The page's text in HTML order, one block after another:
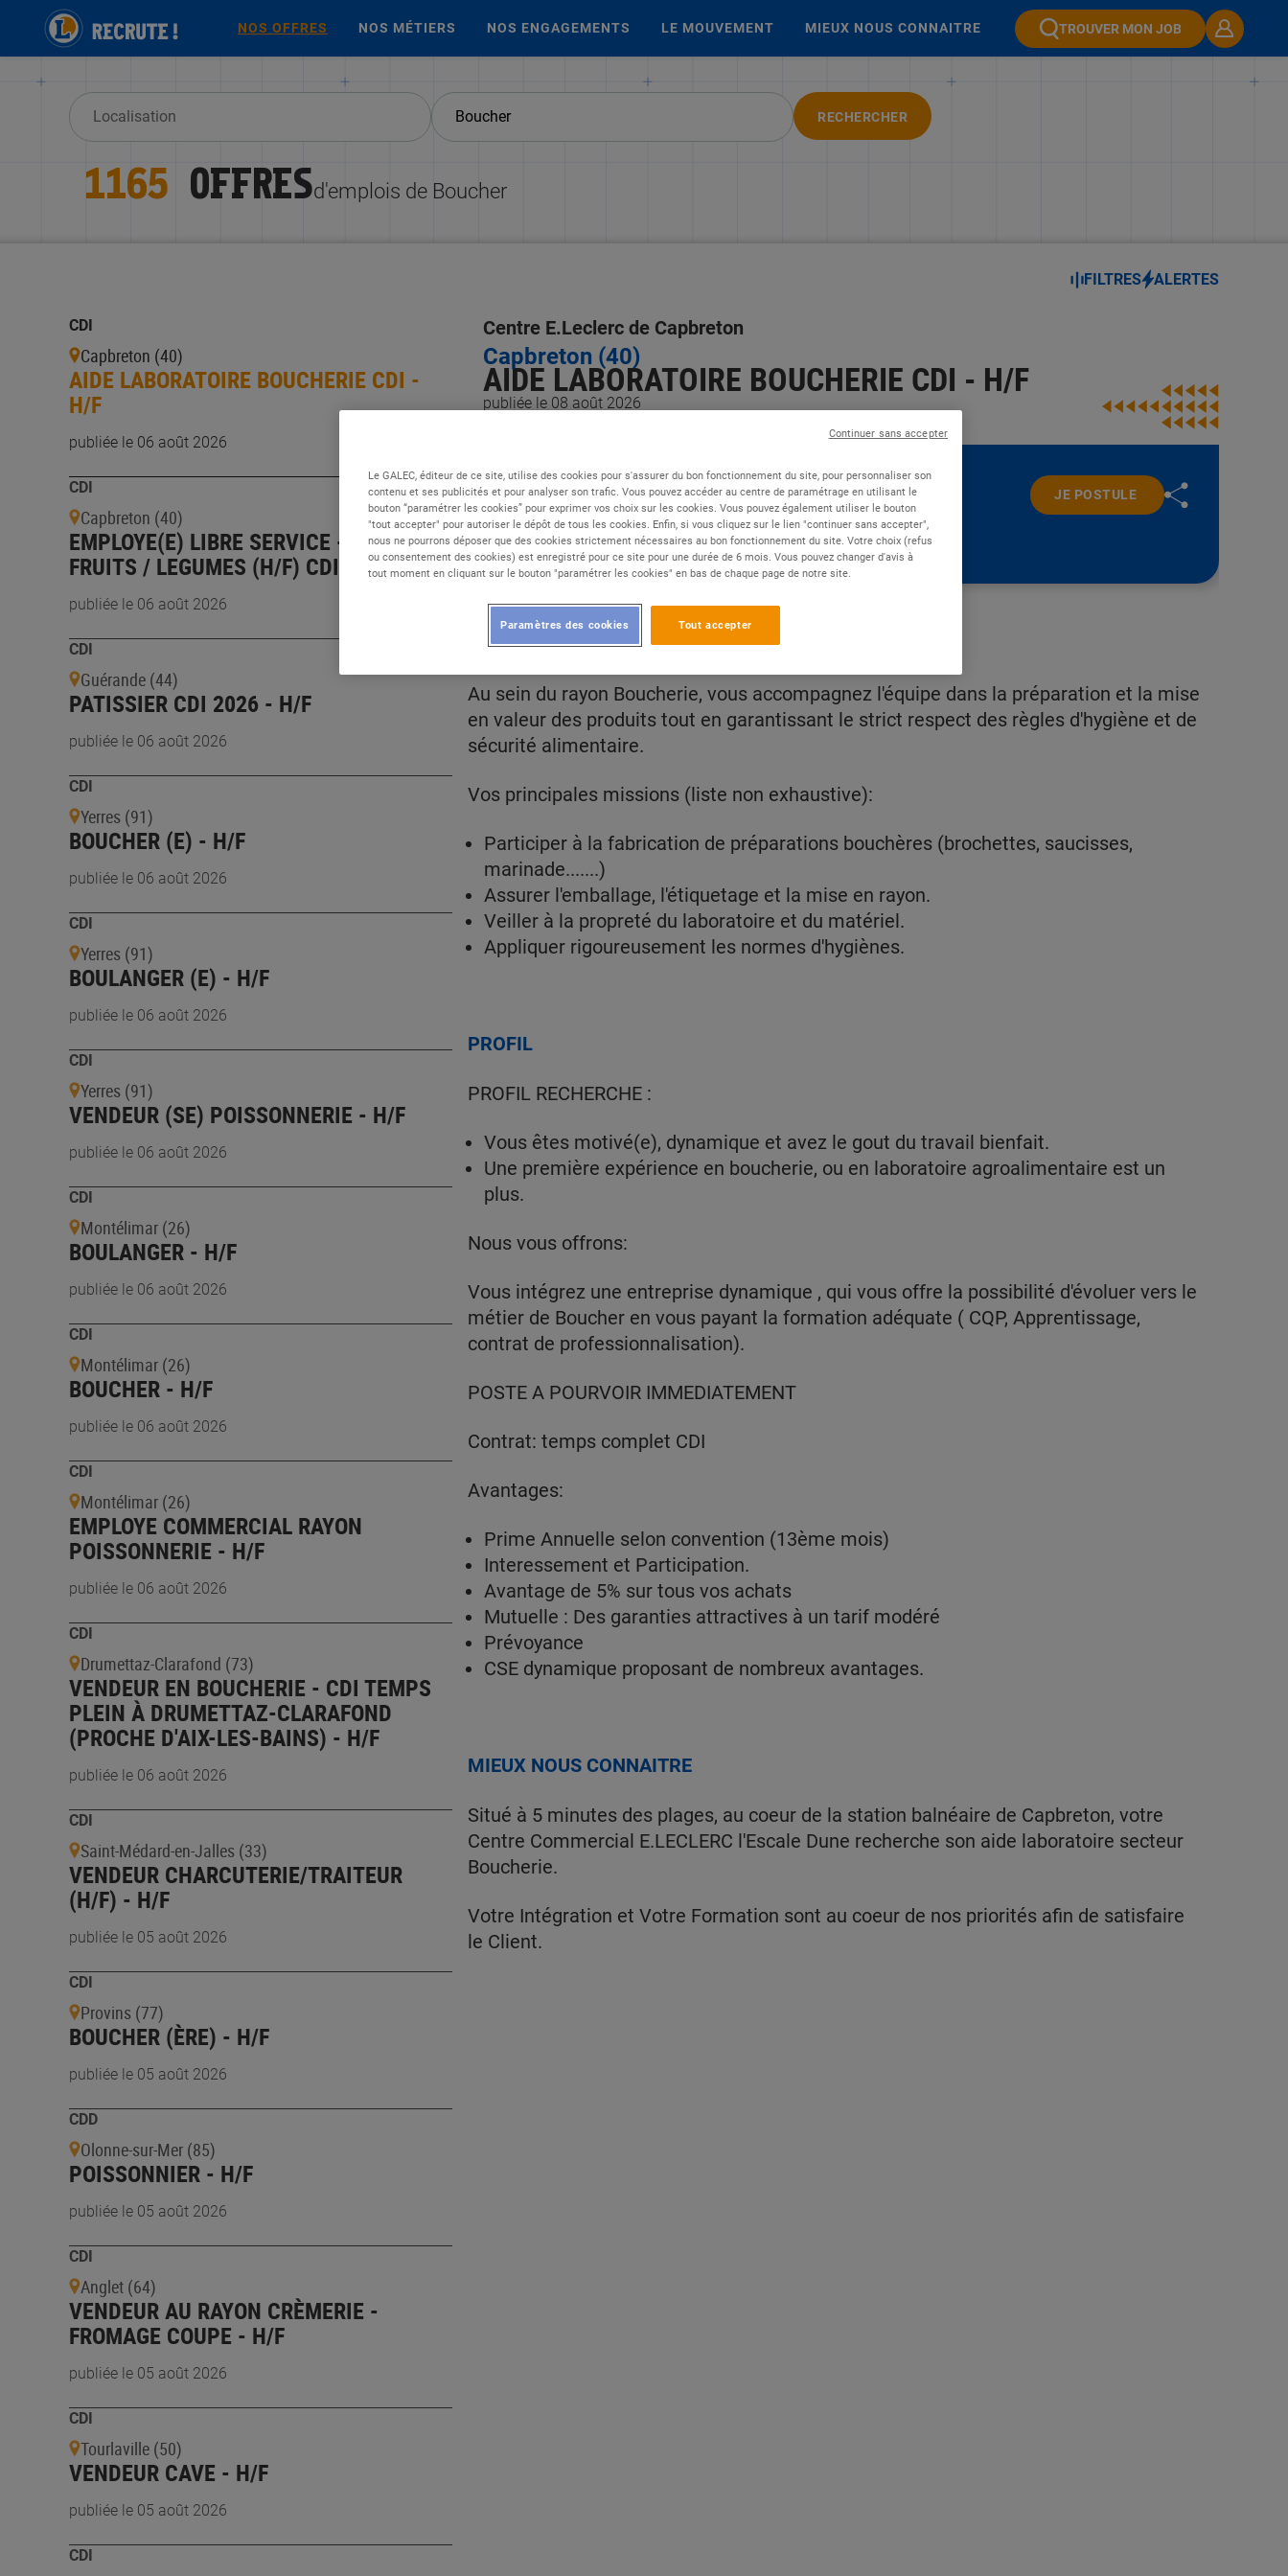
NOS OFFRES NOS MÉTIERS NOS ENGAGEMENTS LE MOUVEMENT MIEUX NOUS CONNAITRE TROUVER MON JOB
RECHERCHER
1165 OFFRESd'emplois de Boucher
FILTRES ALERTES
CDI
Capbreton (40)
AIDE LABORATOIRE BOUCHERIE CDI -
H/F
publiée le 06 août 2026
CDI
Capbreton (40)
EMPLOYE(E) LIBRE SERVICE - DECOUPE
FRUITS / LEGUMES (H/F) CDI - H/F
publiée le 06 août 2026
CDI
Guérande (44)
PATISSIER CDI 2026 - H/F
publiée le 06 août 2026
CDI
Yerres (91)
BOUCHER (E) - H/F
publiée le 06 août 2026
CDI
Yerres (91)
BOULANGER (E) - H/F
publiée le 06 août 2026
CDI
Yerres (91)
VENDEUR (SE) POISSONNERIE - H/F
publiée le 06 août 2026
CDI
Montélimar (26)
BOULANGER - H/F
publiée le 06 août 2026
CDI
Montélimar (26)
BOUCHER - H/F
publiée le 06 août 2026
CDI
Montélimar (26)
EMPLOYE COMMERCIAL RAYON
POISSONNERIE - H/F
publiée le 06 août 2026
CDI
Drumettaz-Clarafond (73)
VENDEUR EN BOUCHERIE - CDI TEMPS
PLEIN À DRUMETTAZ-CLARAFOND
(PROCHE D'AIX-LES-BAINS) - H/F
publiée le 06 août 2026
CDI
Saint-Médard-en-Jalles (33)
VENDEUR CHARCUTERIE/TRAITEUR
(H/F) - H/F
publiée le 05 août 2026
CDI
Provins (77)
BOUCHER (ÈRE) - H/F
publiée le 05 août 2026
CDD
Olonne-sur-Mer (85)
POISSONNIER - H/F
publiée le 05 août 2026
CDI
Anglet (64)
VENDEUR AU RAYON CRÈMERIE -
FROMAGE COUPE - H/F
publiée le 05 août 2026
CDI
Tourlaville (50)
VENDEUR CAVE - H/F
publiée le 05 août 2026
CDI
publiée le 08 août 2026
AIDE LABORATOIRE BOUCHERIE CDI - H/F
Capbreton (40)
Centre E.Leclerc de Capbreton
Type de contrat :CDI
Expérience :Débutant
Études :Non diplômé
JE POSTULE
DESCRIPTION
Au sein du rayon Boucherie, vous accompagnez l'équipe dans la préparation et la mise
en valeur des produits tout en garantissant le strict respect des règles d'hygiène et de
sécurité alimentaire.
Vos principales missions (liste non exhaustive):
Participer à la fabrication de préparations bouchères (brochettes, saucisses,
marinade.......)
Assurer l'emballage, l'étiquetage et la mise en rayon.
Veiller à la propreté du laboratoire et du matériel.
Appliquer rigoureusement les normes d'hygiènes.
PROFIL
PROFIL RECHERCHE :
Vous êtes motivé(e), dynamique et avez le gout du travail bienfait.
Une première expérience en boucherie, ou en laboratoire agroalimentaire est un
plus.
Nous vous offrons:
Vous intégrez une entreprise dynamique , qui vous offre la possibilité d'évoluer vers le
métier de Boucher en vous payant la formation adéquate ( CQP, Apprentissage,
contrat de professionnalisation).
POSTE A POURVOIR IMMEDIATEMENT
Contrat: temps complet CDI
Avantages:
Prime Annuelle selon convention (13ème mois)
Interessement et Participation.
Avantage de 5% sur tous vos achats
Mutuelle : Des garanties attractives à un tarif modéré
Prévoyance
CSE dynamique proposant de nombreux avantages.
MIEUX NOUS CONNAITRE
Situé à 5 minutes des plages, au coeur de la station balnéaire de Capbreton, votre
Centre Commercial E.LECLERC l'Escale Dune recherche son aide laboratoire secteur
Boucherie.
Votre Intégration et Votre Formation sont au coeur de nos priorités afin de satisfaire
le Client.
Le GALEC, éditeur de ce site, utilise des cookies pour s'assurer du bon fonctionnement du site, pour personnaliser son
contenu et ses publicités et pour analyser son trafic. Vous pouvez accéder au centre de paramétrage en utilisant le
bouton “paramétrer les cookies” pour exprimer vos choix sur les cookies. Vous pouvez également utiliser le bouton
"tout accepter" pour autoriser le dépôt de tous les cookies. Enfin, si vous cliquez sur le lien "continuer sans accepter",
nous ne pourrons déposer que des cookies strictement nécessaires au bon fonctionnement du site. Votre choix (refus
ou consentement des cookies) est enregistré pour ce site pour une durée de 6 mois. Vous pouvez changer d'avis à
tout moment en cliquant sur le bouton "paramétrer les cookies" en bas de chaque page de notre site.
Tout accepter
Paramètres des cookies
Continuer sans accepter